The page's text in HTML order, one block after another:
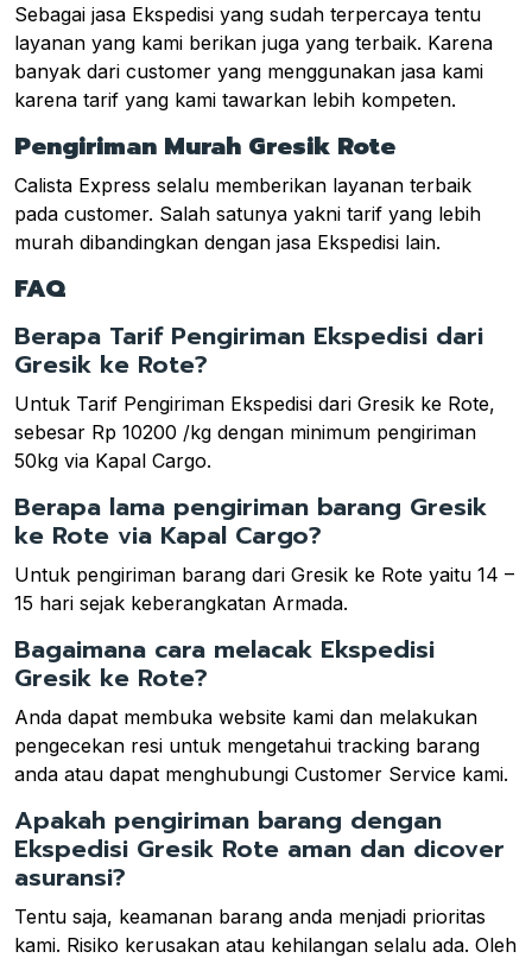
Sebagai jasa Ekspedisi yang sudah terpercaya tentu
layanan yang kami berikan juga yang terbaik. Karena
banyak dari customer yang menggunakan jasa kami
karena tarif yang kami tawarkan lebih kompeten.
Pengiriman Murah Gresik Rote
Calista Express selalu memberikan layanan terbaik
pada customer. Salah satunya yakni tarif yang lebih
murah dibandingkan dengan jasa Ekspedisi lain.
FAQ
Berapa Tarif Pengiriman Ekspedisi dari
Gresik ke Rote?
Untuk Tarif Pengiriman Ekspedisi dari Gresik ke Rote,
sebesar Rp 10200 /kg dengan minimum pengiriman
50kg via Kapal Cargo.
Berapa lama pengiriman barang Gresik
ke Rote via Kapal Cargo?
Untuk pengiriman barang dari Gresik ke Rote yaitu 14 –
15 hari sejak keberangkatan Armada.
Bagaimana cara melacak Ekspedisi
Gresik ke Rote?
Anda dapat membuka website kami dan melakukan
pengecekan resi untuk mengetahui tracking barang
anda atau dapat menghubungi Customer Service kami.
Apakah pengiriman barang dengan
Ekspedisi Gresik Rote aman dan dicover
asuransi?
Tentu saja, keamanan barang anda menjadi prioritas
kami. Risiko kerusakan atau kehilangan selalu ada. Oleh